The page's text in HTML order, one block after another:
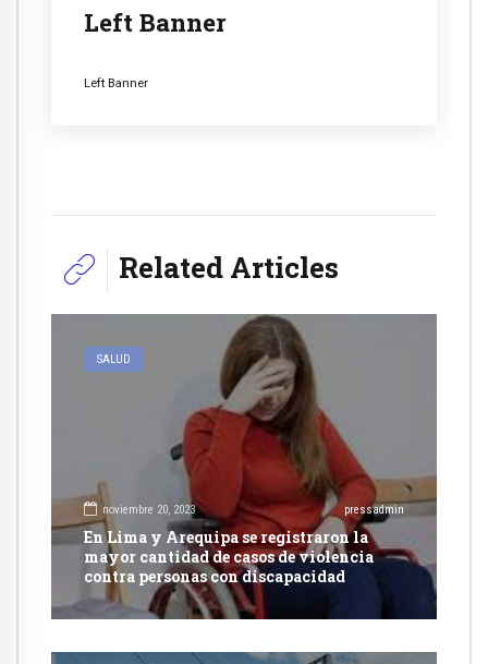
Left Banner
Left Banner
Related Articles
SALUD
noviembre 20, 2023 pressadmin
En Lima y Arequipa se registraron la
mayor cantidad de casos de violencia
contra personas con discapacidad